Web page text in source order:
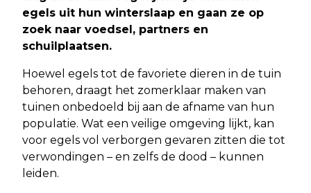
egels uit hun winterslaap en gaan ze op
zoek naar voedsel, partners en
schuilplaatsen.
Hoewel egels tot de favoriete dieren in de tuin
behoren, draagt het zomerklaar maken van
tuinen onbedoeld bij aan de afname van hun
populatie. Wat een veilige omgeving lijkt, kan
voor egels vol verborgen gevaren zitten die tot
verwondingen – en zelfs de dood – kunnen
leiden.